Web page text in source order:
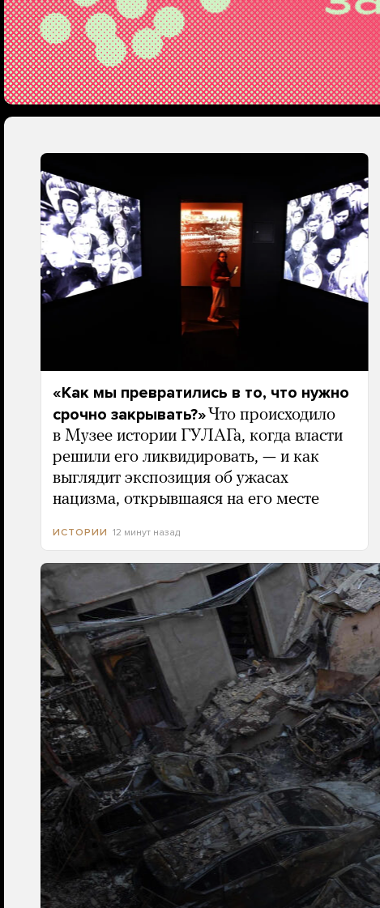
«Как мы превратились в то, что нужно
срочно закрывать?»Что происходило
в Музее истории ГУЛАГа, когда власти
решили его ликвидировать, — и как
выглядит экспозиция об ужасах
нацизма, открывшаяся на его месте
ИСТОРИИ 12 минут назад